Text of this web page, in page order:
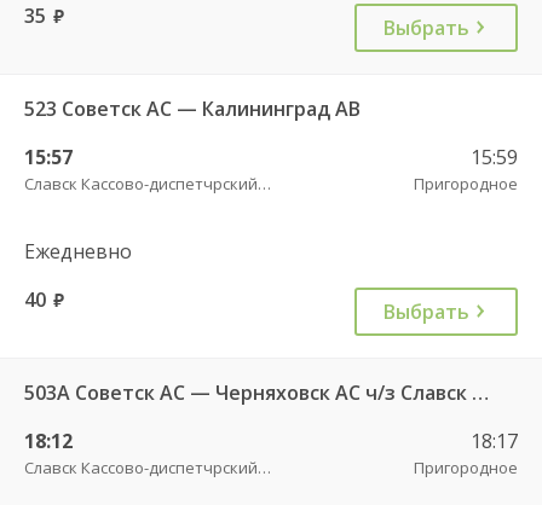
35 руб. Выбрать
523 Советск АС — Калининград АВ
15:57
Славск Кассово-диспетчрский пункт
15:59
Пригородное
Ежедневно
40 руб. Выбрать
503А Советск АС — Черняховск АС ч/з Славск КДП, Большаково п.
18:12
Славск Кассово-диспетчрский пункт
18:17
Пригородное